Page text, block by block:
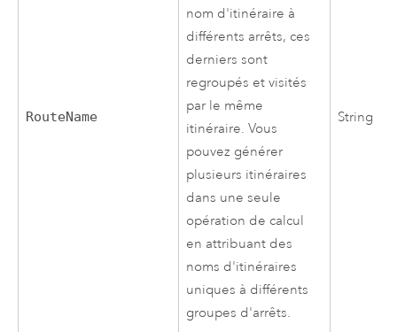
RouteName
nom d'itinéraire à
différents arrêts, ces
derniers sont
regroupés et visités
par le même
itinéraire. Vous
pouvez générer
plusieurs itinéraires
dans une seule
opération de calcul
en attribuant des
noms d'itinéraires
uniques à différents
groupes d'arrêts.
String